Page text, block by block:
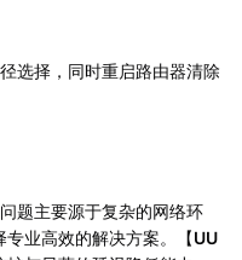
选择，同时重启路由器清除
题主要源于复杂的网络环
业高效的解决方案。【UU